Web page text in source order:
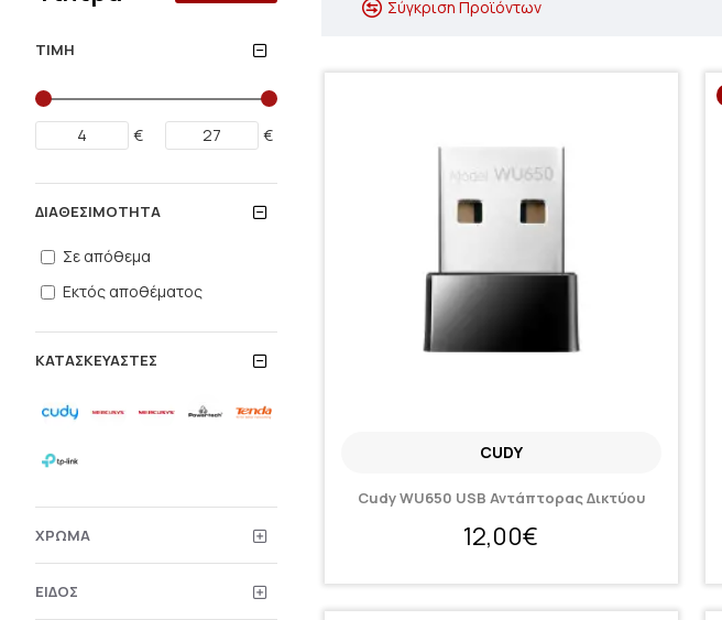
ΤΙΜΉ
€ €
ΚΑΤΑΣΚΕΥΑΣΤΈΣ
ΧΡΏΜΑ
ΕΊΔΟΣ
ΔΙΑΘΕΣΙΜΌΤΗΤΑ
Σε απόθεμα
Εκτός αποθέματος
Σύγκριση Προϊόντων
CUDY
Cudy WU650 USB Αντάπτορας Δικτύου
12,00€